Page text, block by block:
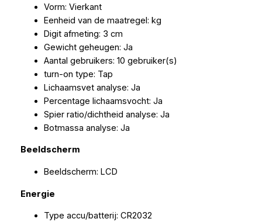
Vorm: Vierkant
Eenheid van de maatregel: kg
Digit afmeting: 3 cm
Gewicht geheugen: Ja
Aantal gebruikers: 10 gebruiker(s)
turn-on type: Tap
Lichaamsvet analyse: Ja
Percentage lichaamsvocht: Ja
Spier ratio/dichtheid analyse: Ja
Botmassa analyse: Ja
Beeldscherm
Beeldscherm: LCD
Energie
Type accu/batterij: CR2032